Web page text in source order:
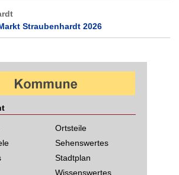
Straubenhardt 2026
Ortsteile
Sehenswertes
Stadtplan
Wissenswertes